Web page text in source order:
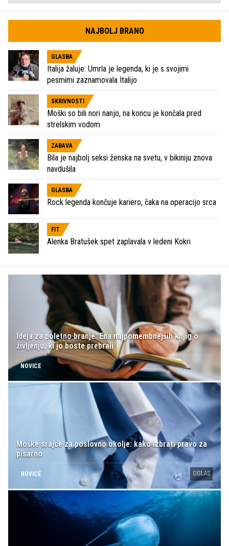
NAJBOLJ BRANO
GLASBA
Italija žaluje: Umrla je legenda, ki je s svojimi
pesmimi zaznamovala Italijo
SKRIVNOSTI
Moški so bili nori nanjo, na koncu je končala pred
strelskim vodom
ZABAVA
Bila je najbolj seksi ženska na svetu, v bikiniju znova
navdušila
GLASBA
Rock legenda končuje kariero, čaka na operacijo srca
FIT
Alenka Bratušek spet zaplavala v ledeni Kokri
Ideja za poletno branje: Ena najpomembnejših knjig o
življenju, ki jo boste prebrali
NOVICE
Moške srajce za poslovno okolje: kako izbrati pravo za
pisarno
NOVICE OGLAS